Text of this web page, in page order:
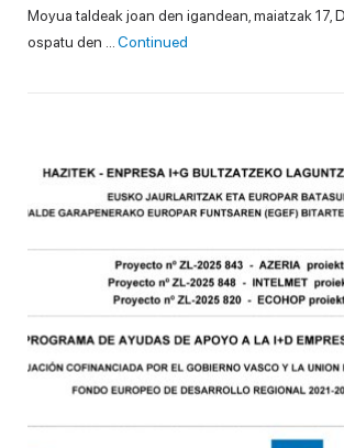
Moyua taldeak joan den igandean, maiatzak 17,
ospatu den … Continued